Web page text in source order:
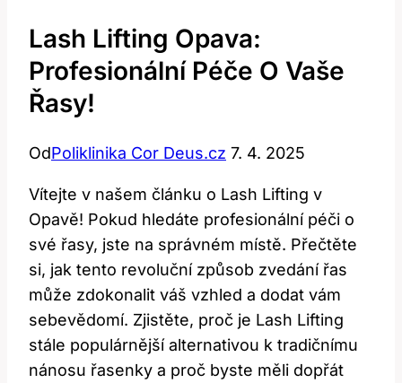
Lash Lifting Opava:
Profesionální Péče O Vaše
Řasy!
OdPoliklinika Cor Deus.cz 7. 4. 2025
Vítejte v ‌našem článku o Lash⁢ Lifting v
Opavě! Pokud hledáte profesionální péči o
své řasy, jste na ​správném místě. Přečtěte
si, ⁤jak​ tento revoluční způsob​ zvedání⁤ řas
⁣může zdokonalit váš vzhled​ a‌ dodat ​vám
sebevědomí. Zjistěte, proč je ​Lash Lifting
stále populárnější alternativou ​k⁢ tradičnímu
⁤nánosu‍ řasenky a proč byste měli dopřát